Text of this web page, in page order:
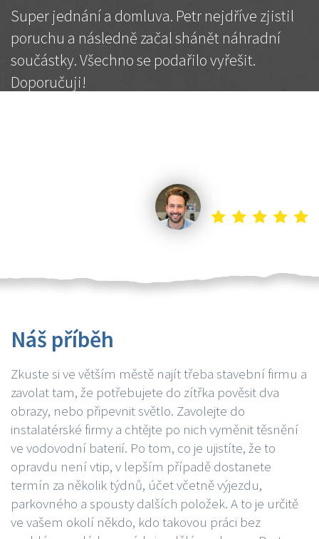
Super jednání a domluva. Petr nejdříve zjistil
poruchu a následně začal shánět náhradní
součástky. Všechno se podařilo vyřešit.
Doporučuji!
Náš příběh
Zkuste si ve větším městě najít třeba stavební firmu a
zavolat tam, že potřebujete do zítřka pověsit dva
obrazy, nebo připevnit světlo. Zavolejte do
instalatérské firmy a chtějte po nich vyměnit těsnění
ve vodovodní baterií. Po tom, co je ujistíte, že to
opravdu není vtip, v lepším případě dostanete
termín za několik týdnů, účet včetně výjezdu,
parkovného a spousty dalších položek. A to je určitě
ve vašem okolí někdo, kdo takovou práci bez